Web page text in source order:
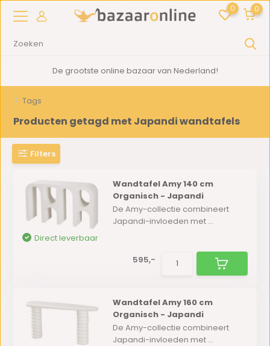
0 0
De grootste online bazaar van Nederland!
Tags
Producten getagd met Japandi wandtafels
Filters
Wandtafel Amy 140 cm
Organisch - Japandi
De Amy-collectie combineert
Japandi-invloeden met ...
Direct leverbaar
595,-
Wandtafel Amy 160 cm
Organisch - Japandi
De Amy-collectie combineert
Japandi-invloeden met ...